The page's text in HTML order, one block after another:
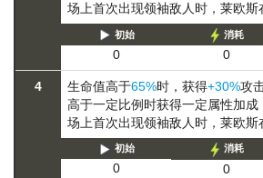
场上首次出现领袖敌人时，莱欧斯
初始
0
消耗
0
4 生命值高于65%时，获得+30%攻
高于一定比例时获得一定属性加成
场上首次出现领袖敌人时，莱欧斯
初始
0
消耗
0